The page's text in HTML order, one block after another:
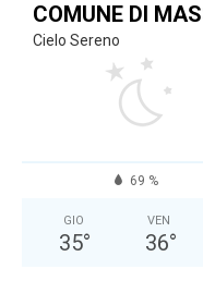
COMUNE DI
Cielo Sereno
69 %
GIO
35°
VEN
36°